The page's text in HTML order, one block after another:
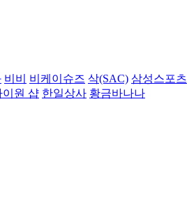
비비 비케이슈즈 삭(SAC) 삼성스포츠
이원 샵 한일상사 황금바나나